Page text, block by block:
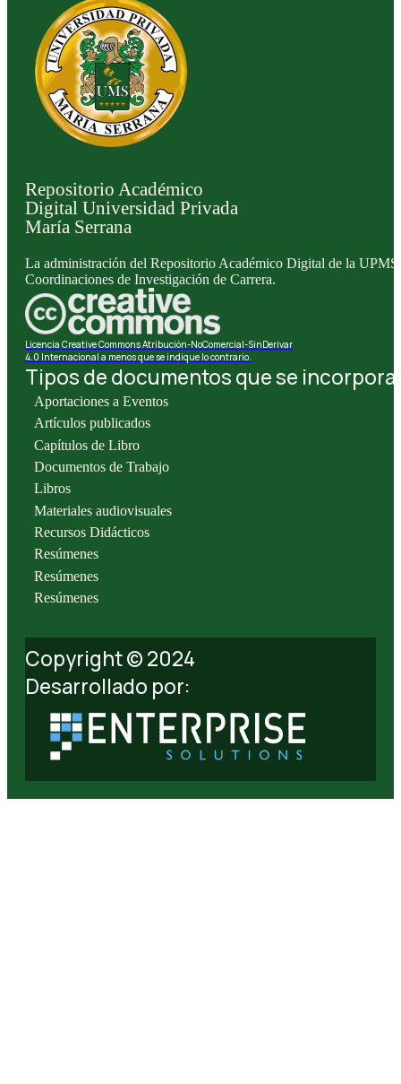
Repositorio Académico
Digital Universidad Privada
María Serrana
La administración del Repositorio Académico Digital de la
Coordinaciones de Investigación de Carrera.
Licencia Creative Commons Atribución-NoComercial-SinDerivar
4.0 Internacional a menos que se indique lo contrario.
Tipos de documentos que se
Aportaciones a Eventos
Artículos publicados
Capítulos de Libro
Documentos de Trabajo
Libros
Materiales audiovisuales
Recursos Didácticos
Resúmenes
Resúmenes
Resúmenes
Copyright © 2024
Desarrollado por: